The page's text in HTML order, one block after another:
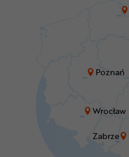
Poznań
Wrocław
Zabrze